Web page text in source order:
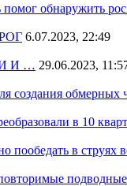
обнаружить
6.07.2023, 22:49
И … 29.06.2023,
создания обмерных
в 10
пообедать в струях